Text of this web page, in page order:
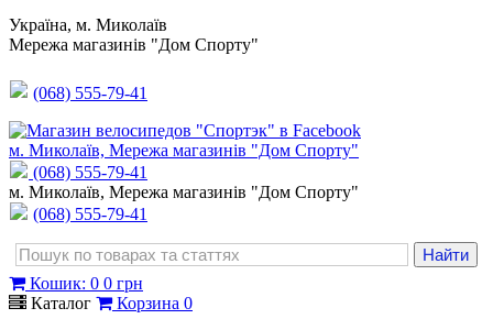
Україна, м. Миколаїв
Мережа магазинів "Дом Спорту"
(068) 555-79-41
м. Миколаїв, Мережа магазинів "Дом Спорту"
(068) 555-79-41
м. Миколаїв, Мережа магазинів "Дом Спорту"
(068) 555-79-41
Кошик: 0 0 грн
Каталог
Корзина 0